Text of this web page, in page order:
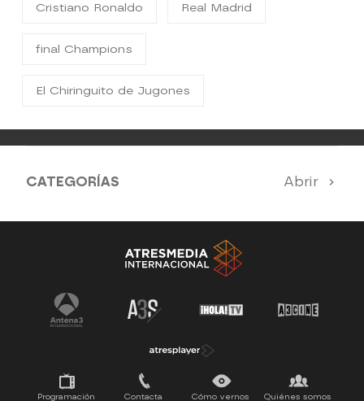
Cristiano Ronaldo Real Madrid
final Champions
El Chiringuito de Jugones
CATEGORÍAS Abrir
Antena 3 Noticias El Hormiguero
La Ruleta de la Suerte Tu cara me suena
Pasapalabra
Programación Contacta Cómo vernos Quiénes somos